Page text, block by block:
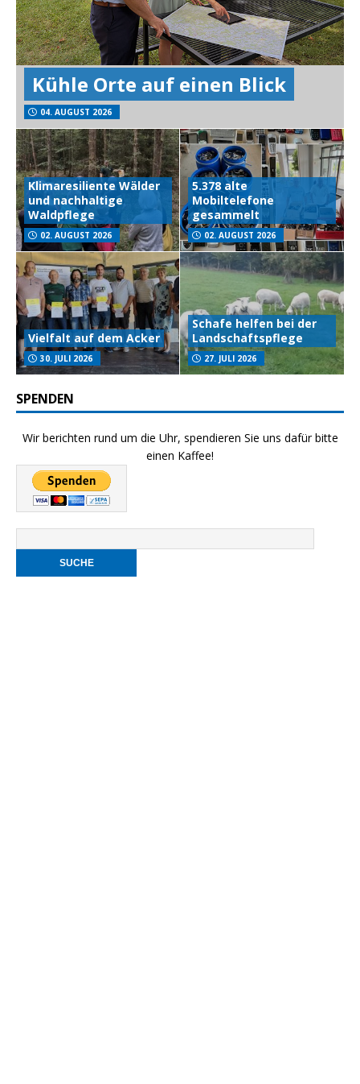
Kühle Orte auf einen Blick
04. AUGUST 2026
Klimaresiliente Wälder
und nachhaltige
Waldpflege
02. AUGUST 2026
5.378 alte
Mobiltelefone
gesammelt
02. AUGUST 2026
Vielfalt auf dem Acker
30. JULI 2026
Schafe helfen bei der
Landschaftspflege
27. JULI 2026
SPENDEN
Wir berichten rund um die Uhr, spendieren Sie uns dafür bitte
einen Kaffee!